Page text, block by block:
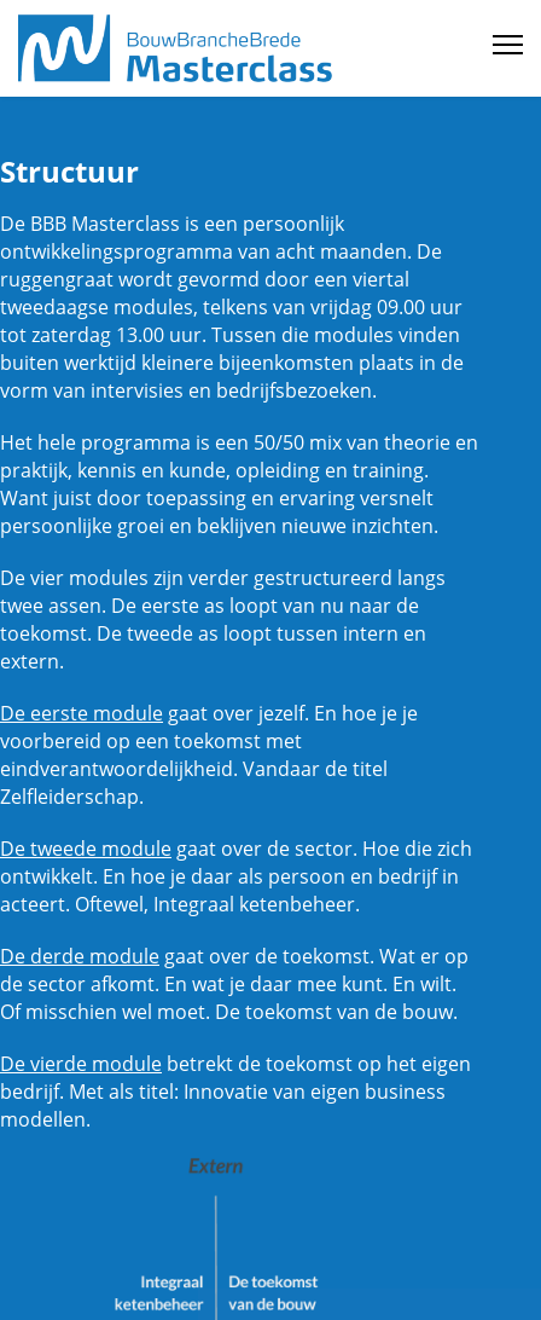
Structuur
De BBB Masterclass is een persoonlijk
ontwikkelingsprogramma van acht maanden. De
ruggengraat wordt gevormd door een viertal
tweedaagse modules, telkens van vrijdag 09.00 uur
tot zaterdag 13.00 uur. Tussen die modules vinden
buiten werktijd kleinere bijeenkomsten plaats in de
vorm van intervisies en bedrijfsbezoeken.
Het hele programma is een 50/50 mix van theorie en
praktijk, kennis en kunde, opleiding en training.
Want juist door toepassing en ervaring versnelt
persoonlijke groei en beklijven nieuwe inzichten.
De vier modules zijn verder gestructureerd langs
twee assen. De eerste as loopt van nu naar de
toekomst. De tweede as loopt tussen intern en
extern.
De eerste module gaat over jezelf. En hoe je je
voorbereid op een toekomst met
eindverantwoordelijkheid. Vandaar de titel
Zelfleiderschap.
De tweede module gaat over de sector. Hoe die zich
ontwikkelt. En hoe je daar als persoon en bedrijf in
acteert. Oftewel, Integraal ketenbeheer.
De derde module gaat over de toekomst. Wat er op
de sector afkomt. En wat je daar mee kunt. En wilt.
Of misschien wel moet. De toekomst van de bouw.
De vierde module betrekt de toekomst op het eigen
bedrijf. Met als titel: Innovatie van eigen business
modellen.